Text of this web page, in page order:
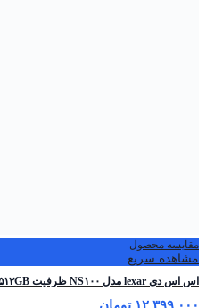
مقایسه محصول
مشاهده سریع
اس اس دی lexar مدل NS۱۰۰ ظرفیت ۵۱۲GB